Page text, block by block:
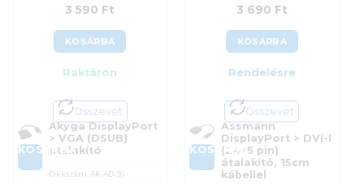
3 590 Ft
KOSÁRBA
Raktáron
Összevet
KOSÁRBA
Akyga DisplayPort
> VGA (DSUB)
átalakító
Cikkszám: AK-AD-36
3 690 Ft
KOSÁRBA
Rendelésre
Összevet
KOSÁRBA
Assmann
DisplayPort > DVI-I
(24+5 pin)
átalakító, 15cm
kábellel